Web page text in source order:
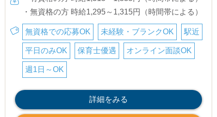
・無資格の方 時給1,295～1,315円（時間帯による）
無資格での応募OK 未経験・ブランクOK 駅近
平日のみOK 保育士優遇 オンライン面談OK
週1日～OK
詳細をみる